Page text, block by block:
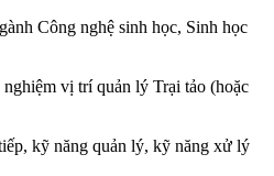
Công nghệ sinh học, Sinh học
vị trí quản lý Trại tảo (hoặc
kỹ năng quản lý, kỹ năng xử lý